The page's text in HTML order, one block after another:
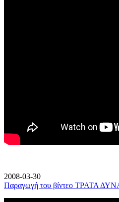
2008-03-30
Παραγωγή του βίντεο ΤΡΑΤΑ